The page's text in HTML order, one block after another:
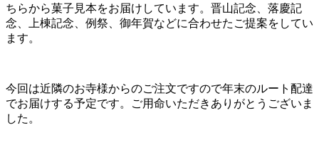
ちらから菓子見本をお届けしています。晋山記念、落慶記
念、上棟記念、例祭、御年賀などに合わせたご提案をしてい
ます。
今回は近隣のお寺様からのご注文ですので年末のルート配達
でお届けする予定です。ご用命いただきありがとうございま
した。